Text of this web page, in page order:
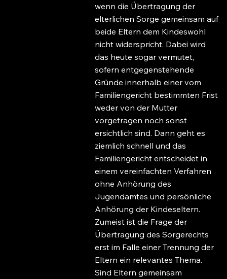
wenn die Übertragung der
elterlichen Sorge gemeinsam auf
beide Eltern dem Kindeswohl
nicht widerspricht. Dabei wird
das heute sogar vermutet,
sofern entgegenstehende
Gründe innerhalb einer vom
Familiengericht bestimmten Frist
weder von der Mutter
vorgetragen noch sonst
ersichtlich sind. Dann geht es
ziemlich schnell und das
Familiengericht entscheidet in
einem vereinfachten Verfahren
ohne Anhörung des
Jugendamtes und persönliche
Anhörung der Kindeseltern.
Zumeist ist die Frage der
Übertragung des Sorgerechts
erst im Falle einer Trennung der
Eltern ein relevantes Thema.
Sind Eltern gemeinsam